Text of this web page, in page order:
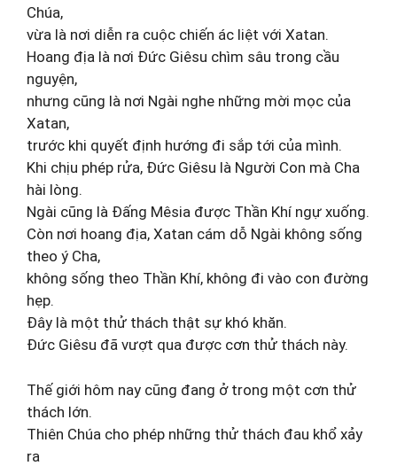
Chúa,
vừa là nơi diễn ra cuộc chiến ác liệt với Xatan.
Hoang địa là nơi Đức Giêsu chìm sâu trong cầu
nguyện,
nhưng cũng là nơi Ngài nghe những mời mọc của
Xatan,
trước khi quyết định hướng đi sắp tới của mình.
Khi chịu phép rửa, Đức Giêsu là Người Con mà Cha
hài lòng.
Ngài cũng là Đấng Mêsia được Thần Khí ngự xuống.
Còn nơi hoang địa, Xatan cám dỗ Ngài không sống
theo ý Cha,
không sống theo Thần Khí, không đi vào con đường
hẹp.
Đây là một thử thách thật sự khó khăn.
Đức Giêsu đã vượt qua được cơn thử thách này.
Thế giới hôm nay cũng đang ở trong một cơn thử
thách lớn.
Thiên Chúa cho phép những thử thách đau khổ xảy
ra